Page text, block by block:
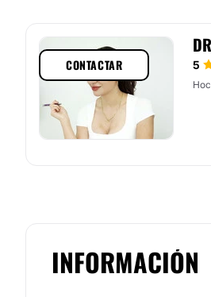
5
CONTACTAR
INFORMACIÓN